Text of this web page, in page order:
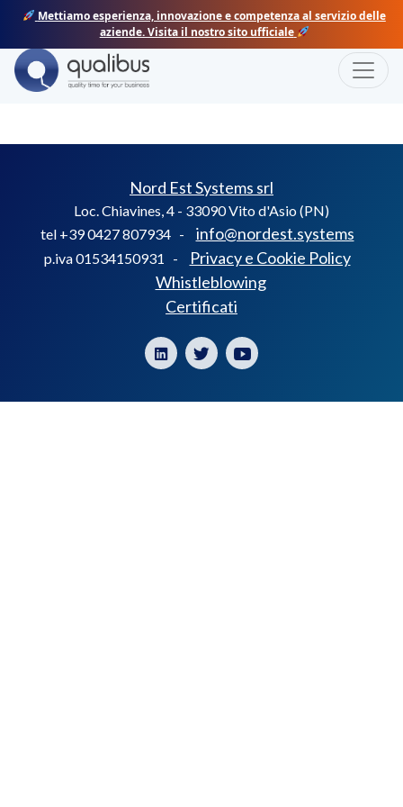
Skip
content
Mettiamo esperienza, innovazione e competenza al servizio delle
aziende. Visita il nostro sito ufficiale
AZZALIN
Nord Est Systems srl
Loc. Chiavines, 4 - 33090 Vito d'Asio (PN)
tel +39 0427 807934 -
info@nordest.systems
p.iva 01534150931 -
Privacy e Cookie Policy
Whistleblowing
Certificati